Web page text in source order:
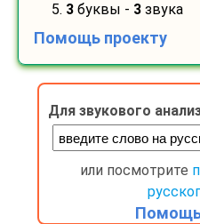
5. 3 буквы - 3 звука
Помощь проекту
Для звукового
или посмотрите
Помощь